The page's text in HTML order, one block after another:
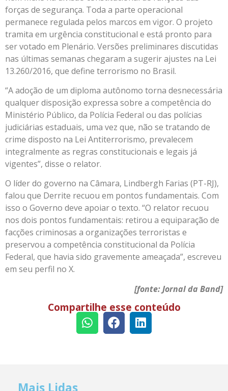
forças de segurança. Toda a parte operacional
permanece regulada pelos marcos em vigor. O projeto
tramita em urgência constitucional e está pronto para
ser votado em Plenário. Versões preliminares discutidas
nas últimas semanas chegaram a sugerir ajustes na Lei
13.260/2016, que define terrorismo no Brasil.
“A adoção de um diploma autônomo torna desnecessária
qualquer disposição expressa sobre a competência do
Ministério Público, da Polícia Federal ou das polícias
judiciárias estaduais, uma vez que, não se tratando de
crime disposto na Lei Antiterrorismo, prevalecem
integralmente as regras constitucionais e legais já
vigentes”, disse o relator.
O líder do governo na Câmara, Lindbergh Farias (PT-RJ),
falou que Derrite recuou em pontos fundamentais. Com
isso o Governo deve apoiar o texto. “O relator recuou
nos dois pontos fundamentais: retirou a equiparação de
facções criminosas a organizações terroristas e
preservou a competência constitucional da Polícia
Federal, que havia sido gravemente ameaçada”, escreveu
em seu perfil no X.
[fonte: Jornal da Band]
Compartilhe esse conteúdo
Mais Lidas